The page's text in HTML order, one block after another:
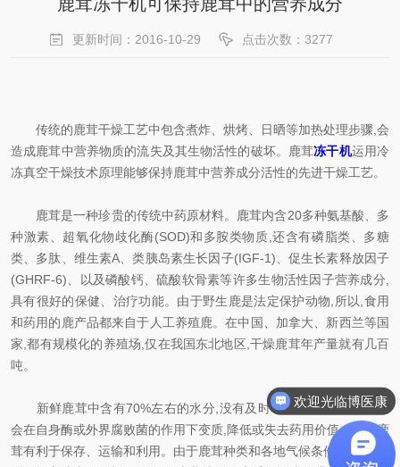
更新时间：2016-10-29 点击次数：3277
传统的鹿茸干燥工艺中包含煮炸、烘烤、日晒等加热处理步骤,会
造成鹿茸中营养物质的流失及其生物活性的破坏。鹿茸冻干机运用冷
冻真空干燥技术原理能够保持鹿茸中营养成分活性的先进干燥工艺。
鹿茸是一种珍贵的传统中药原材料。鹿茸内含20多种氨基酸、多
种激素、超氧化物歧化酶(SOD)和多胺类物质,还含有磷脂类、多糖
类、多肽、维生素A、类胰岛素生长因子(IGF-1)、促生长素释放因子
(GHRF-6)、以及磷酸钙、硫酸软骨素等许多生物活性因子营养成分,
具有很好的保健、治疗功能。由于野生鹿是法定保护动物,所以,食用
和药用的鹿产品都来自于人工养殖鹿。在中国、加拿大、新西兰等国
家,都有规模化的养殖场,仅在我国东北地区,干燥鹿茸年产量就有几百
吨。
新鲜鹿茸中含有70%左右的水分,没有及时干透或再受潮的鹿茸,
会在自身酶或外界腐败菌的作用下变质,降低或失去药用价值。冻干鹿
茸有利于保存、运输和利用。由于鹿茸种类和各地气候条件不同,鹿茸
欢迎光临博医康